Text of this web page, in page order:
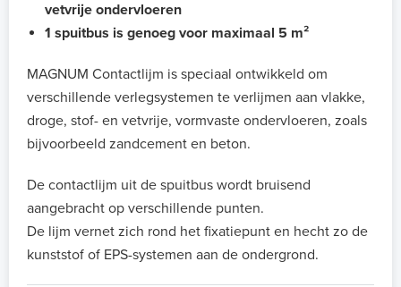
vetvrije ondervloeren
1 spuitbus is genoeg voor maximaal 5 m²
MAGNUM Contactlijm is speciaal ontwikkeld om
verschillende verlegsystemen te verlijmen aan vlakke,
droge, stof- en vetvrije, vormvaste ondervloeren, zoals
bijvoorbeeld zandcement en beton.
De contactlijm uit de spuitbus wordt bruisend
aangebracht op verschillende punten.
De lijm vernet zich rond het fixatiepunt en hecht zo de
kunststof of EPS-systemen aan de ondergrond.